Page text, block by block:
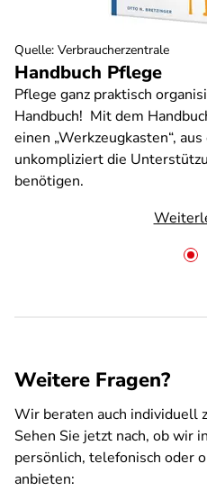
Handbuch Pflege
Pflege ganz praktisch
Handbuch! Mit dem
einen „Werkzeugkasten“,
unkompliziert die
benötigen.
Quelle: Verbraucherzentrale
Weitere Fragen?
Wir beraten auch individuell
Sehen Sie jetzt nach, ob wir
persönlich, telefonisch oder
anbieten: